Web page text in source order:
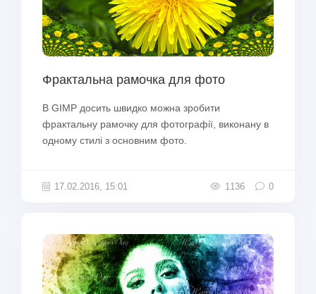
Фрактальна рамочка для фото
В GIMP досить швидко можна зробити
фрактальну рамочку для фотографії, виконану в
одному стилі з основним фото.
17.02.2016, 15:01 1136 0